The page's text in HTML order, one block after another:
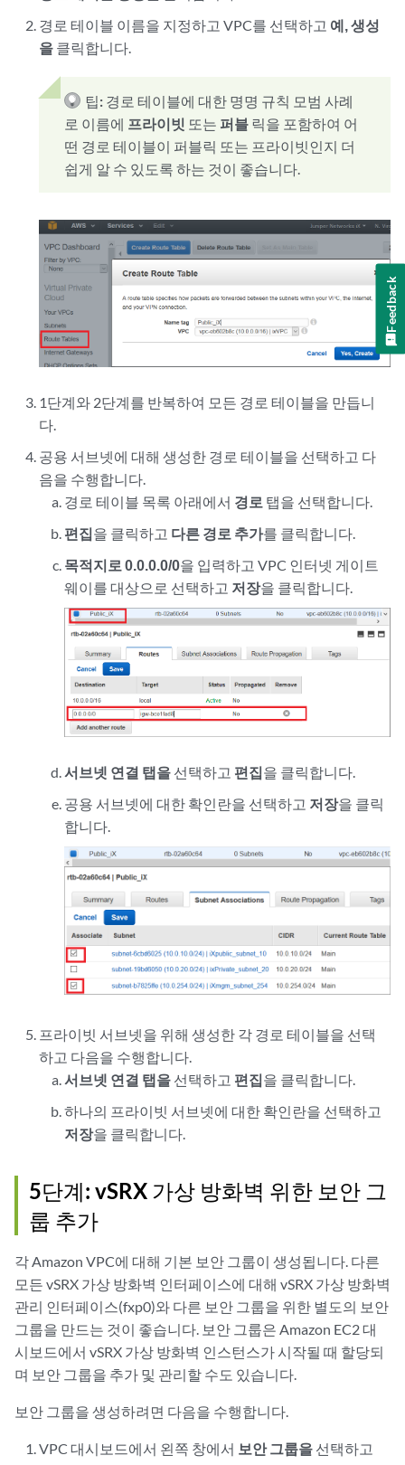
경로 테이블 이름을 지정하고 VPC를 선택하고 예, 생성
을 클릭합니다.
팁: 경로 테이블에 대한 명명 규칙 모범 사례
로 이름에 프라이빗 또는 퍼블 릭을 포함하여 어
떤 경로 테이블이 퍼블릭 또는 프라이빗인지 더
쉽게 알 수 있도록 하는 것이 좋습니다.
1단계와 2단계를 반복하여 모든 경로 테이블을 만듭니
다.
공용 서브넷에 대해 생성한 경로 테이블을 선택하고 다
음을 수행합니다.
경로 테이블 목록 아래에서 경로 탭을 선택합니다.
편집을 클릭하고 다른 경로 추가를 클릭합니다.
목적지로 0.0.0.0/0을 입력하고 VPC 인터넷 게이트
웨이를 대상으로 선택하고 저장을 클릭합니다.
서브넷 연결 탭을선택하고 편집을 클릭합니다.
공용 서브넷에 대한 확인란을 선택하고 저장을 클릭
합니다.
프라이빗 서브넷을 위해 생성한 각 경로 테이블을 선택
하고 다음을 수행합니다.
서브넷 연결 탭을선택하고 편집을 클릭합니다.
하나의 프라이빗 서브넷에 대한 확인란을 선택하고
저장을 클릭합니다.
5단계: vSRX 가상 방화벽 위한 보안 그
룹 추가
각 Amazon VPC에 대해 기본 보안 그룹이 생성됩니다. 다른
모든 vSRX 가상 방화벽 인터페이스에 대해 vSRX 가상 방화벽
관리 인터페이스(fxp0)와 다른 보안 그룹을 위한 별도의 보안
그룹을 만드는 것이 좋습니다. 보안 그룹은 Amazon EC2 대
시보드에서 vSRX 가상 방화벽 인스턴스가 시작될 때 할당되
며 보안 그룹을 추가 및 관리할 수도 있습니다.
보안 그룹을 생성하려면 다음을 수행합니다.
VPC 대시보드에서 왼쪽 창에서 보안 그룹을 선택하고
Feedback